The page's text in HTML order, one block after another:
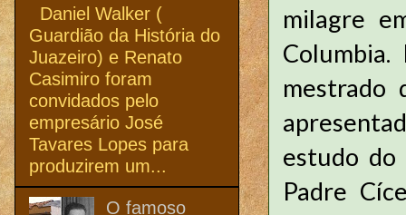
milagre
mestrado
estudo do
Padre
Daniel Walker (
Guardião da História do
Juazeiro) e Renato
Casimiro foram
convidados pelo
empresário José
Tavares Lopes para
produzirem um...
O famoso